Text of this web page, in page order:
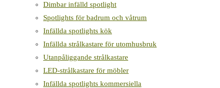
Dimbar infälld spotlight
Spotlights för badrum och våtrum
Infällda spotlights kök
Infällda strålkastare för utomhusbruk
Utanpåliggande strålkastare
LED-strålkastare för möbler
Infällda spotlights kommersiella